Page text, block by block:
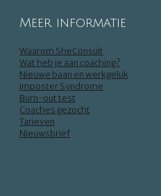
Meer informatie
Waarom SheConsult
Wat heb je aan coaching?
Nieuwe baan en werkgeluk
Imposter Syndrome
Burn-out test
Coaches gezocht
Tarieven
Nieuwsbrief